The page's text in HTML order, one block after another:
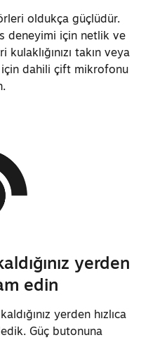
oldukça güçlüdür.
deneyimi için netlik ve
takın veya
için dahili çift mikrofonu
yerden
edin
yerden hızlıca
Güç butonuna